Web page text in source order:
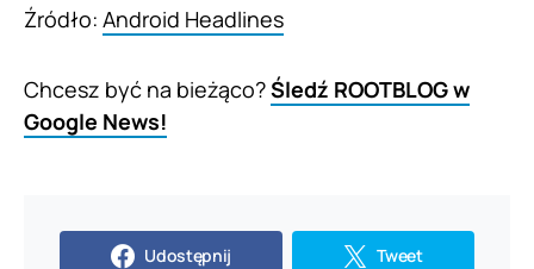
Źródło: Android Headlines
Chcesz być na bieżąco?Śledź ROOTBLOG w
Google News!
Udostępnij Tweet